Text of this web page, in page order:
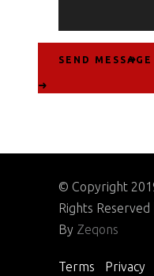
SEND MESSAGE
© Copyright
Rights
By Zeqons
Terms Privacy